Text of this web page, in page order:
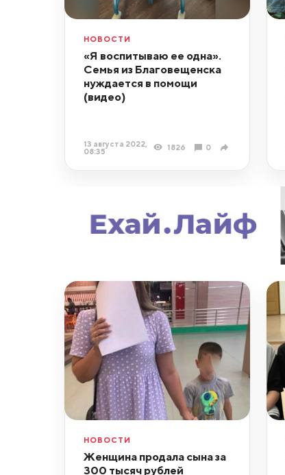
НОВОСТИ
«Я воспитываю ее одна».
Семья из Благовещенска
нуждается в помощи
(видео)
13 августа 2022,
08:35
1826 0
НОВОСТИ
Женщина продала сына за
300 тысяч рублей